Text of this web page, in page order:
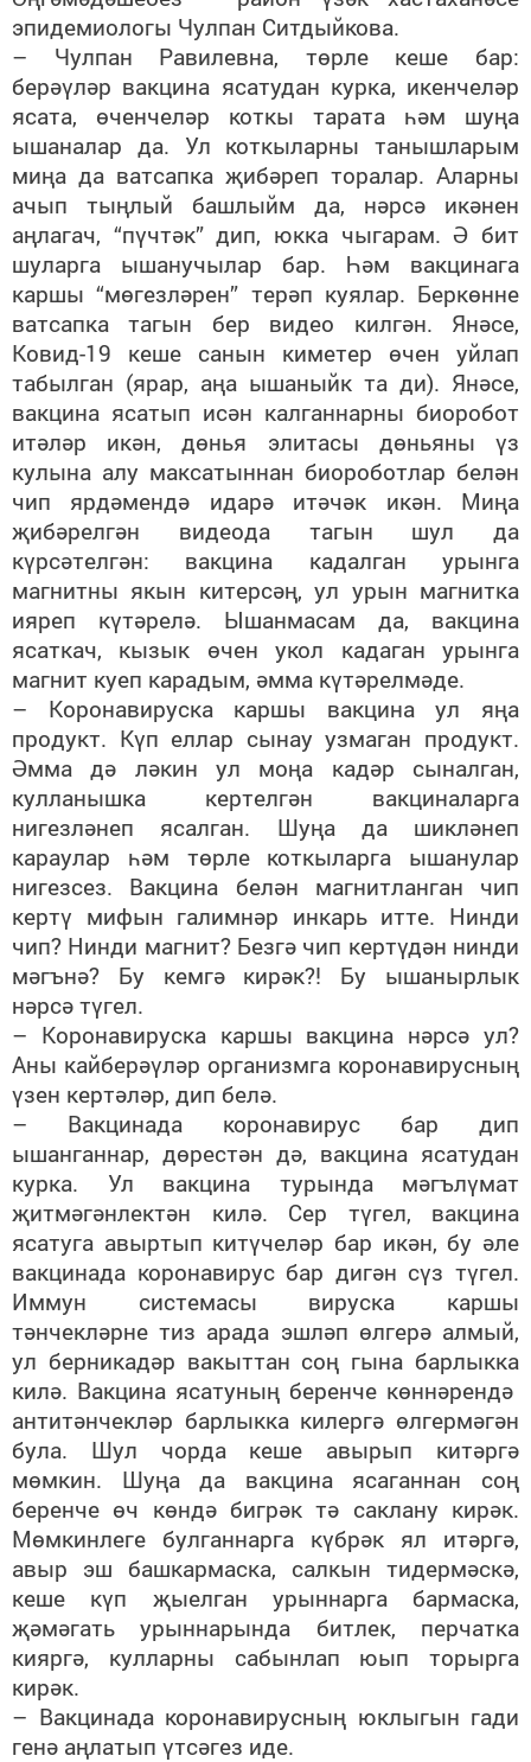
эпидемиологы Чулпан Ситдыйкова.
– Чулпан Равилевна, төрле кеше бар:
берәүләр вакцина ясатудан курка, икенчеләр
ясата, өченчеләр коткы тарата һәм шуңа
ышаналар да. Ул коткыларны танышларым
миңа да ватсапка җибәреп торалар. Аларны
ачып тыңлый башлыйм да, нәрсә икәнен
аңлагач, “пүчтәк” дип, юкка чыгарам. Ә бит
шуларга ышанучылар бар. Һәм вакцинага
каршы “мөгезләрен” терәп куялар. Беркөнне
ватсапка тагын бер видео килгән. Янәсе,
Ковид-19 кеше санын киметер өчен уйлап
табылган (ярар, аңа ышаныйк та ди). Янәсе,
вакцина ясатып исән калганнарны биоробот
итәләр икән, дөнья элитасы дөньяны үз
кулына алу максатыннан биороботлар белән
чип ярдәмендә идарә итәчәк икән. Миңа
җибәрелгән видеода тагын шул да
күрсәтелгән: вакцина кадалган урынга
магнитны якын китерсәң, ул урын магнитка
ияреп күтәрелә. Ышанмасам да, вакцина
ясаткач, кызык өчен укол кадаган урынга
магнит куеп карадым, әмма күтәрелмәде.
– Коронавируска каршы вакцина ул яңа
продукт. Күп еллар сынау узмаган продукт.
Әмма дә ләкин ул моңа кадәр сыналган,
кулланышка кертелгән вакциналарга
нигезләнеп ясалган. Шуңа да шикләнеп
караулар һәм төрле коткыларга ышанулар
нигезсез. Вакцина белән магнитланган чип
кертү мифын галимнәр инкарь итте. Нинди
чип? Нинди магнит? Безгә чип кертүдән нинди
мәгънә? Бу кемгә кирәк?! Бу ышанырлык
нәрсә түгел.
– Коронавируска каршы вакцина нәрсә ул?
Аны кайберәүләр организмга коронавирусның
үзен кертәләр, дип белә.
– Вакцинада коронавирус бар дип
ышанганнар, дөрестән дә, вакцина ясатудан
курка. Ул вакцина турында мәгълүмат
җитмәгәнлектән килә. Сер түгел, вакцина
ясатуга авыртып китүчеләр бар икән, бу әле
вакцинада коронавирус бар дигән сүз түгел.
Иммун системасы вируска каршы
тәнчекләрне тиз арада эшләп өлгерә алмый,
ул берникадәр вакыттан соң гына барлыкка
килә. Вакцина ясатуның беренче көннәрендә
антитәнчекләр барлыкка килергә өлгермәгән
була. Шул чорда кеше авырып китәргә
мөмкин. Шуңа да вакцина ясаганнан соң
беренче өч көндә бигрәк тә саклану кирәк.
Мөмкинлеге булганнарга күбрәк ял итәргә,
авыр эш башкармаска, салкын тидермәскә,
кеше күп җыелган урыннарга бармаска,
җәмәгать урыннарында битлек, перчатка
кияргә, кулларны сабынлап юып торырга
кирәк.
– Вакцинада коронавирусның юклыгын гади
генә аңлатып үтсәгез иде.